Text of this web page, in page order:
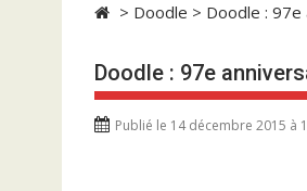
> Doodle > Doodle : 97e
Doodle : 97e
Publié le 14 décembre 2015 à